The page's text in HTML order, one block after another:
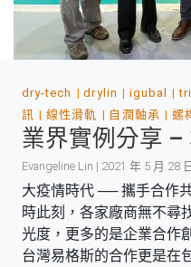
dry-tech drylin igubal
訊
線性滑軌 自潤軸承 螺
業界實例分享 –
Evangeline Lin | 2021 年 5 月 28 日
大疫情時代 ── 攜手合作
時此刻，各家廠商無不尋
光度，更多的是企業合作
台灣易格斯的合作更是在